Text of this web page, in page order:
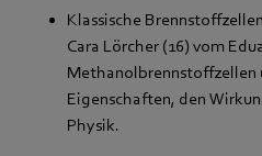
Klassische
Cara Lörcher (16) vom
Methanolbrennstoffzellen
Eigenschaften, den
Physik.